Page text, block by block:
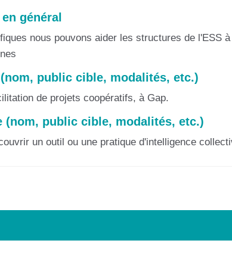
général
nous pouvons aider les structures de l'ESS
public cible, modalités, etc.)
de projets coopératifs, à Gap.
public cible, modalités, etc.)
un outil ou une pratique d'intelligence